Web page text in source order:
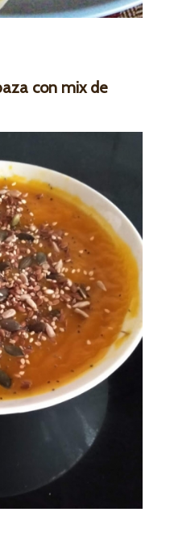
con mix de